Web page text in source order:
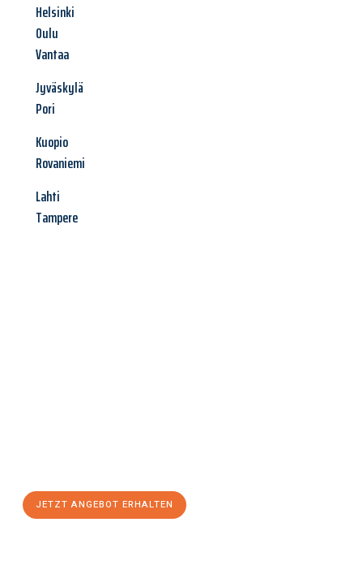
Helsinki
Oulu
Vantaa
Jyväskylä
Pori
Kuopio
Rovaniemi
Lahti
Tampere
JETZT ANGEBOT ERHALTEN